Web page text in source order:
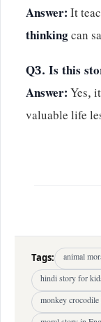
Answer:It
thinkingcan
Q3. Is this
Answer:Yes,
valuable life
Tags: animal
hindi story for
monkey crocodile